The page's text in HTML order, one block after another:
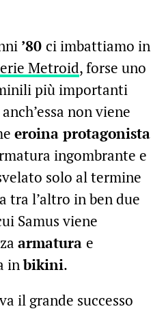
’80 ci imbattiamo in
Metroid, forse uno
più importanti
non viene
eroina protagonista
ingombrante e
solo al termine
tra l’altro in ben due
Samus viene
armatura e
inbikini.
il grande successo